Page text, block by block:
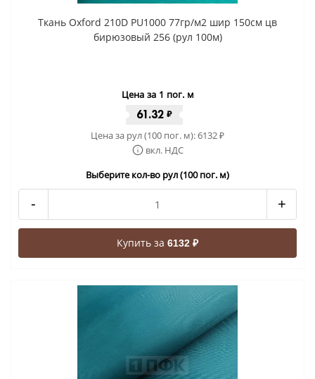
Ткань Oxford 210D PU1000 77гр/м2 шир 150см цв
бирюзовый 256 (рул 100м)
Цена за 1 пог. м
61.32 ₽
Цена за рул (100 пог. м):6132₽
вкл. НДС
Выберите кол-во рул (100 пог. м)
- +
Купить за 6132 ₽